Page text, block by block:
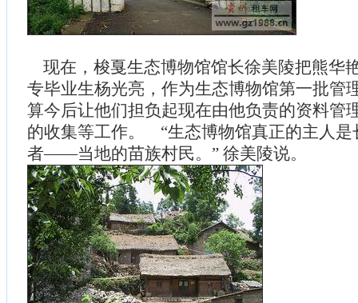
现在，梭戛生态博物馆馆长徐美陵把熊华
专毕业生杨光亮，作为生态博物馆第一批管
算今后让他们担负起现在由他负责的资料管
的收集等工作。 “生态博物馆真正的主人是
者——当地的苗族村民。” 徐美陵说。